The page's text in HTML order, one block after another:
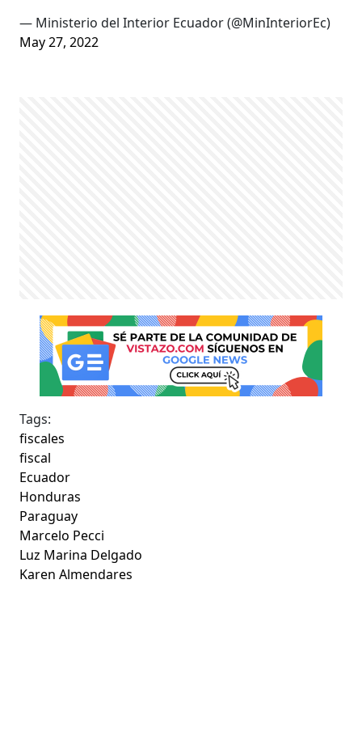
— Ministerio del Interior Ecuador (@MinInteriorEc)
May 27, 2022
Tags:
fiscales
fiscal
Ecuador
Honduras
Paraguay
Marcelo Pecci
Luz Marina Delgado
Karen Almendares